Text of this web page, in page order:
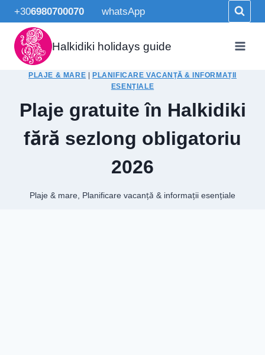
Skip
to
content
+306980700070 whatsApp
Halkidiki holidays guide
PLAJE & MARE
PLANIFICARE VACANȚĂ & INFORMAȚII
ESENȚIALE
Plaje gratuite în Halkidiki
fără sezlong obligatoriu
2026
Plaje & mare Planificare vacanță & informații esențiale